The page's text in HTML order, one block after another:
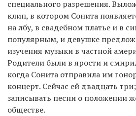
специального разрешения.
клип, в котором Сонита
на лбу, в свадебном платье и в
популярным, и девушке
изучения музыки в частной
Родители были в ярости и
когда Сонита отправила им
концерт. Сейчас ей двадцать
записывать песни о положении
обществе.